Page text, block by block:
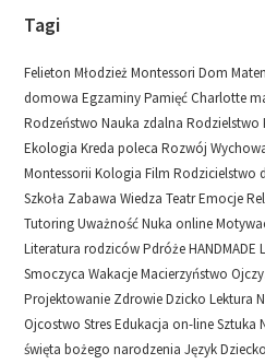
Tagi
FelietonMłodzieżMontessoriDom
domowaEgzaminyPamięćCharlotte
RodzeństwoNauka zdalnaRodzielstwo
EkologiaKreda polecaRozwój
MontessoriiKologiaFilmRodzicielstwo
Szkoła ZabawaWiedzaTeatrEmocje
TutoringUważnośćNuka online
Literatura rodzicówPdróżeHANDMADE
SmoczycaWakacjeMacierzyństwo
Projektowanie ZdrowieDzickoLektura
OjcostwoStresEdukacja on-lineSztuka
święta bożego narodzeniaJęzyk